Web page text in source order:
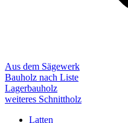
Aus dem Sägewerk
Bauholz nach Liste
Lagerbauholz
weiteres Schnittholz
Latten